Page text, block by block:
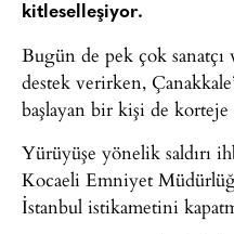
kitleselleşiyor.
Bugün de pek çok sanatçı
destek verirken,
başlayan bir kişi de korteje
Yürüyüşe yönelik saldırı
Kocaeli Emniyet
İstanbul istikametini